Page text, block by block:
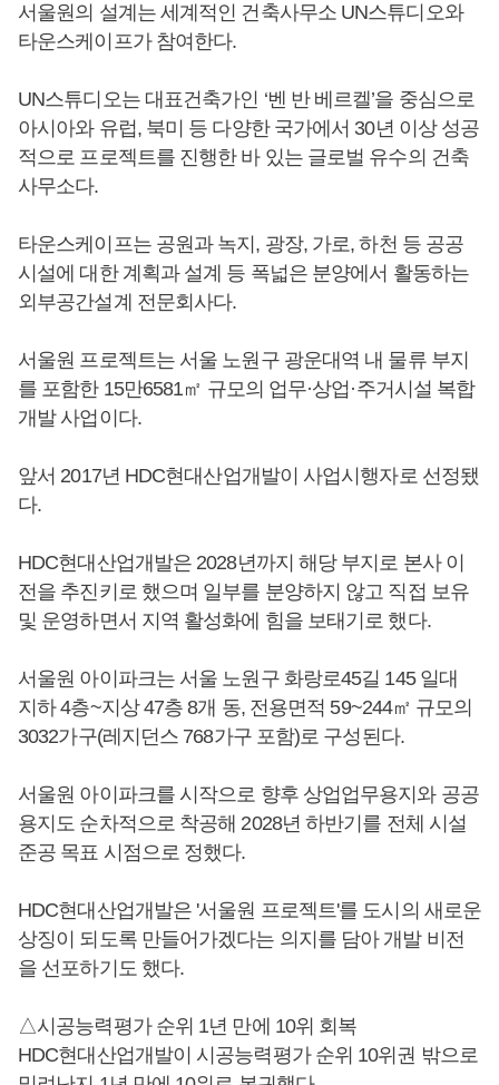
서울원의 설계는 세계적인 건축사무소 UN스튜디오와
타운스케이프가 참여한다.
UN스튜디오는 대표건축가인 ‘벤 반 베르켈’을 중심으로
아시아와 유럽, 북미 등 다양한 국가에서 30년 이상 성공
적으로 프로젝트를 진행한 바 있는 글로벌 유수의 건축
사무소다.
타운스케이프는 공원과 녹지, 광장, 가로, 하천 등 공공
시설에 대한 계획과 설계 등 폭넓은 분양에서 활동하는
외부공간설계 전문회사다.
서울원 프로젝트는 서울 노원구 광운대역 내 물류 부지
를 포함한 15만6581㎡ 규모의 업무·상업·주거시설 복합
개발 사업이다.
앞서 2017년 HDC현대산업개발이 사업시행자로 선정됐
다.
HDC현대산업개발은 2028년까지 해당 부지로 본사 이
전을 추진키로 했으며 일부를 분양하지 않고 직접 보유
및 운영하면서 지역 활성화에 힘을 보태기로 했다.
서울원 아이파크는 서울 노원구 화랑로45길 145 일대
지하 4층~지상 47층 8개 동, 전용면적 59~244㎡ 규모의
3032가구(레지던스 768가구 포함)로 구성된다.
서울원 아이파크를 시작으로 향후 상업업무용지와 공공
용지도 순차적으로 착공해 2028년 하반기를 전체 시설
준공 목표 시점으로 정했다.
HDC현대산업개발은 '서울원 프로젝트'를 도시의 새로운
상징이 되도록 만들어가겠다는 의지를 담아 개발 비전
을 선포하기도 했다.
△시공능력평가 순위 1년 만에 10위 회복
HDC현대산업개발이 시공능력평가 순위 10위권 밖으로